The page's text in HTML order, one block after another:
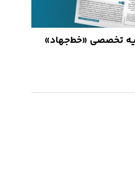
تخصصی «خط‌جهاد»